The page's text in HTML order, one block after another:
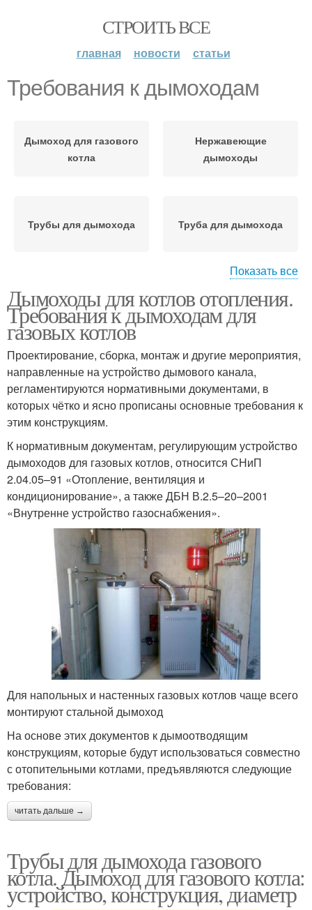
СТРОИТЬ ВСЕ
главная новости статьи
Требования к дымоходам
Дымоход для газового
котла
Нержавеющие
дымоходы
Трубы для дымохода Труба для дымохода
Снип для дымоходов Пожарные требования
Требования к процессу
Требования к
помещениям
Дымоходы для
газового котла
Коаксиальные
дымоходы
Дымоход в доме
Показать все
Дымоходы для котлов отопления.
Требования к дымоходам для
газовых котлов
Проектирование, сборка, монтаж и другие мероприятия,
направленные на устройство дымового канала,
регламентируются нормативными документами, в
которых чётко и ясно прописаны основные требования к
этим конструкциям.
К нормативным документам, регулирующим устройство
дымоходов для газовых котлов, относится СНиП
2.04.05–91 «Отопление, вентиляция и
кондиционирование», а также ДБН В.2.5–20–2001
«Внутренне устройство газоснабжения».
Для напольных и настенных газовых котлов чаще всего
монтируют стальной дымоход
На основе этих документов к дымоотводящим
конструкциям, которые будут использоваться совместно
с отопительными котлами, предъявляются следующие
требования:
читать дальше →
Трубы для дымохода газового
котла. Дымоход для газового котла:
устройство, конструкция, диаметр